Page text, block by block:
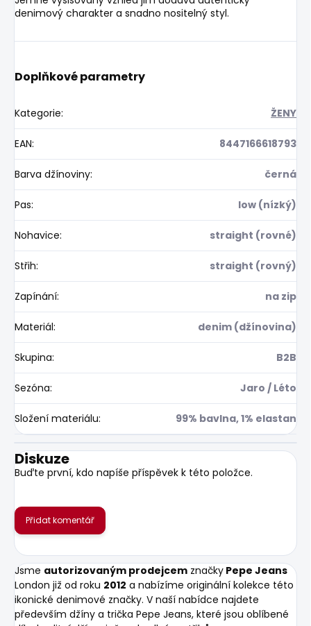
denimový charakter a snadno nositelný styl.
Doplňkové parametry
Kategorie: ŽENY
EAN: 8447166618793
Barva džínoviny: černá
Pas: low (nízký)
Nohavice: straight (rovné)
Střih: straight (rovný)
Zapínání: na zip
Materiál: denim (džínovina)
Skupina: B2B
Sezóna: Jaro / Léto
Složení materiálu: 99% bavlna, 1% elastan
Diskuze
Buďte první, kdo napíše příspěvek k této položce.
Přidat komentář
Jsme autorizovaným prodejcem značky Pepe Jeans
London již od roku 2012 a nabízíme originální kolekce této
ikonické denimové značky. V naší nabídce najdete
především džíny a trička Pepe Jeans, které jsou oblíbené